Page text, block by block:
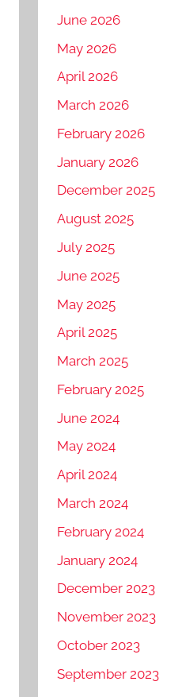
June 2026
May 2026
April 2026
March 2026
February 2026
January 2026
December 2025
August 2025
July 2025
June 2025
May 2025
April 2025
March 2025
February 2025
June 2024
May 2024
April 2024
March 2024
February 2024
January 2024
December 2023
November 2023
October 2023
September 2023